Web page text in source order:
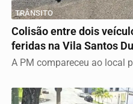
TRÂNSITO
Colisão entre dois
feridas na Vila Santos
A PM compareceu ao local